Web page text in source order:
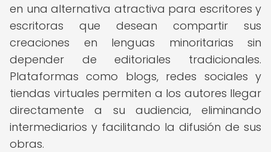
en una alternativa atractiva para escritores y
escritoras que desean compartir sus
creaciones en lenguas minoritarias sin
depender de editoriales tradicionales.
Plataformas como blogs, redes sociales y
tiendas virtuales permiten a los autores llegar
directamente a su audiencia, eliminando
intermediarios y facilitando la difusión de sus
obras.